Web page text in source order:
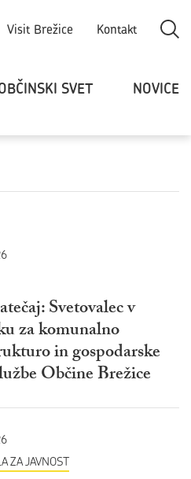
Visit Brežice Kontakt
SVET NOVICE
Svetovalec v
za komunalno
in gospodarske
Občine Brežice
ZA JAVNOST